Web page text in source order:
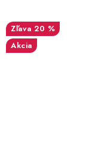
20 %
Akcia